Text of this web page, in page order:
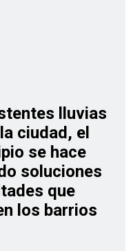
lluvias
ciudad, el
se hace
soluciones
que
los barrios